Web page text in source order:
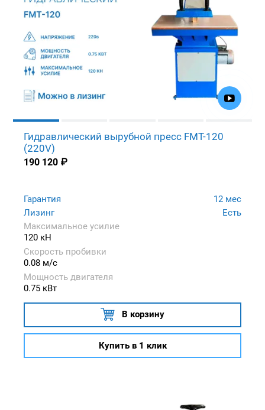
Гидравлический вырубной пресс FMT-120
(220V)
190 120 ₽
Гарантия
12 мес
Лизинг
Есть
Максимальное усилие
120 кН
Скорость пробивки
0.08 м/с
Мощность двигателя
0.75 кВт
В корзину
Купить в 1 клик